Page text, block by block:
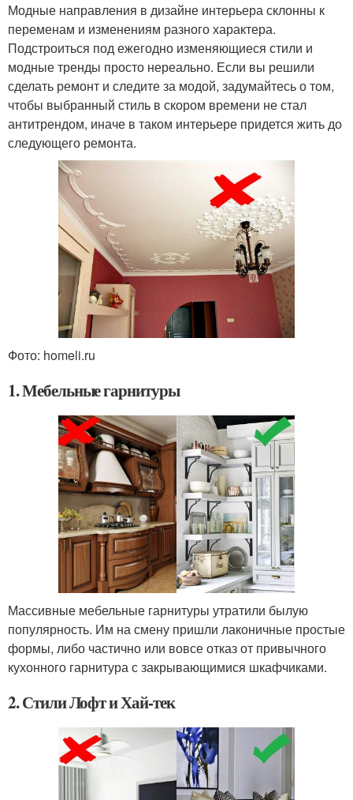
Модные направления в дизайне интерьера склонны к
переменам и изменениям разного характера.
Подстроиться под ежегодно изменяющиеся стили и
модные тренды просто нереально. Если вы решили
сделать ремонт и следите за модой, задумайтесь о том,
чтобы выбранный стиль в скором времени не стал
антитрендом, иначе в таком интерьере придется жить до
следующего ремонта.
Фото: homeli.ru
1. Мебельные гарнитуры
Массивные мебельные гарнитуры утратили былую
популярность. Им на смену пришли лаконичные простые
формы, либо частично или вовсе отказ от привычного
кухонного гарнитура с закрывающимися шкафчиками.
2. Стили Лофт и Хай-тек